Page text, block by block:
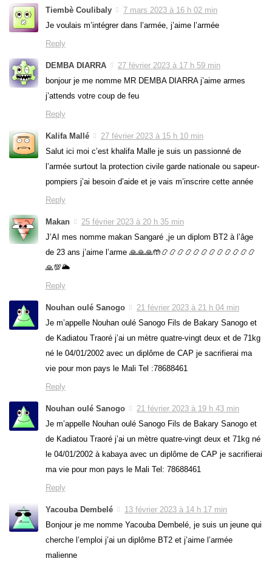
Tiembè Coulibaly
7 mars 2023 à 16 h 02 min
Je voulais m’intégrer dans l’armée, j’aime l’armée
Reply
DEMBA DIARRA
27 février 2023 à 17 h 59 min
bonjour je me nomme MR DEMBA DIARRA j’aime armes
j’attends votre coup de feu
Reply
Kalifa Mallé
27 février 2023 à 15 h 10 min
Salut ici moi c’est khalifa Malle je suis un passionné de
l’armée surtout la protection civile garde nationale ou sapeur-
pompiers j’ai besoin d’aide et je vais m’inscrire cette année
Reply
Makan
25 février 2023 à 20 h 35 min
J’AI mes nomme makan Sangaré ,je un diplom BT2 à l’âge
de 23 ans j’aime l’arme 🙏🙏🙏🤲📿📿📿📿📿📿📿📿📿📿📿📿
🙏💯🌥
Reply
Nouhan oulé Sanogo
21 février 2023 à 21 h 04 min
Je m’appelle Nouhan oulé Sanogo Fils de Bakary Sanogo et
de Kadiatou Traoré j’ai un mètre quatre-vingt deux et de 71kg
né le 04/01/2002 avec un diplôme de CAP je sacrifierai ma
vie pour mon pays le Mali Tel :78688461
Reply
Nouhan oulé Sanogo
21 février 2023 à 19 h 43 min
Je m’appelle Nouhan oulé Sanogo Fils de Bakary Sanogo et
de Kadiatou Traoré j’ai un mètre quatre-vingt deux et 71kg né
le 04/01/2002 à kabaya avec un diplôme de CAP je sacrifierai
ma vie pour mon pays le Mali Tel: 78688461
Reply
Yacouba Dembelé
13 février 2023 à 14 h 17 min
Bonjour je me nomme Yacouba Dembelé, je suis un jeune qui
cherche l’emploi j’ai un diplôme BT2 et j’aime l’armée
malienne